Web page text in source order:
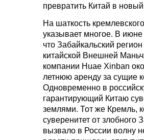
превратить Китай в
На шаткость
указывает многое. В
что Забайкальский
китайской Внешней
компании Huae Xinban
летнюю аренду за сущие
Одновременно в
гарантирующий Китаю
землями. Тот же Кремль,
суверенитет от злобного
вызвало в России волну